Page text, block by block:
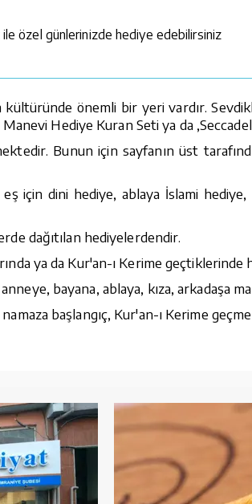
özel günlerinizde hediye edebilirsiniz
önemli bir yeri vardır.
Hediye Kuran Seti ya da
Bunun için sayfanın üst
için dini hediye, ablaya İslami
dağıtılan hediyelerdendir.
ya da Kur'an-ı Kerime
bayana, ablaya, kıza, arkadaşa
başlangıç, Kur'an-ı Kerime